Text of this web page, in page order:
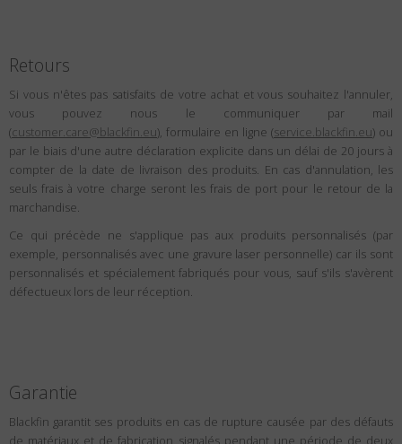
Retours
Si vous n'êtes pas satisfaits de votre achat et vous souhaitez l'annuler,
vous pouvez nous le communiquer par mail
(customer.care@blackfin.eu), formulaire en ligne (service.blackfin.eu) ou
par le biais d'une autre déclaration explicite dans un délai de 20 jours à
compter de la date de livraison des produits. En cas d'annulation, les
seuls frais à votre charge seront les frais de port pour le retour de la
marchandise.
Ce qui précède ne s'applique pas aux produits personnalisés (par
exemple, personnalisés avec une gravure laser personnelle) car ils sont
personnalisés et spécialement fabriqués pour vous, sauf s'ils s'avèrent
défectueux lors de leur réception.
Garantie
Blackfin garantit ses produits en cas de rupture causée par des défauts
de matériaux et de fabrication signalés pendant une période de deux